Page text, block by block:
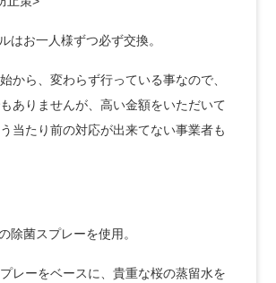
はお一人様ずつ必ず交換。
から、変わらず行っている事なので、
ありませんが、高い金額をいただいて
当たり前の対応が出来てない事業者も
除菌スプレーを使用。
レーをベースに、貴重な桜の蒸留水を